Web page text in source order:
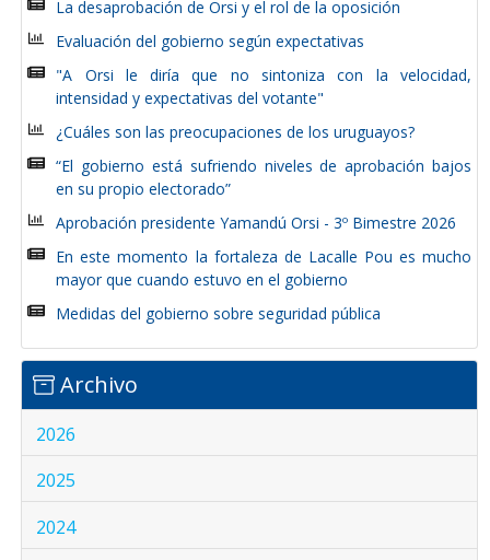
La desaprobación de Orsi y el rol de la oposición
Evaluación del gobierno según expectativas
"A Orsi le diría que no sintoniza con la velocidad,
intensidad y expectativas del votante"
¿Cuáles son las preocupaciones de los uruguayos?
“El gobierno está sufriendo niveles de aprobación bajos
en su propio electorado”
Aprobación presidente Yamandú Orsi - 3º Bimestre 2026
En este momento la fortaleza de Lacalle Pou es mucho
mayor que cuando estuvo en el gobierno
Medidas del gobierno sobre seguridad pública
Archivo
2026
2025
2024